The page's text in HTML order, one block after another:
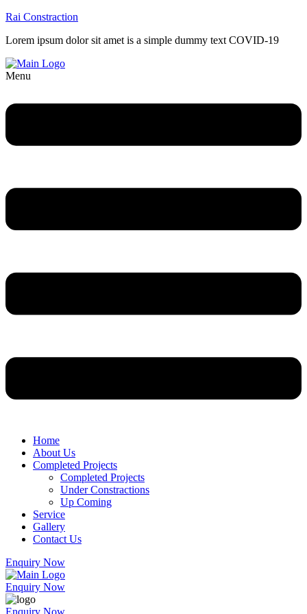
Rai Constraction
Lorem ipsum dolor sit amet is a simple dummy text COVID-19
Menu
Home
About Us
Completed Projects
Completed Projects
Under Constractions
Up Coming
Service
Gallery
Contact Us
Enquiry Now
Enquiry Now
Enquiry Now